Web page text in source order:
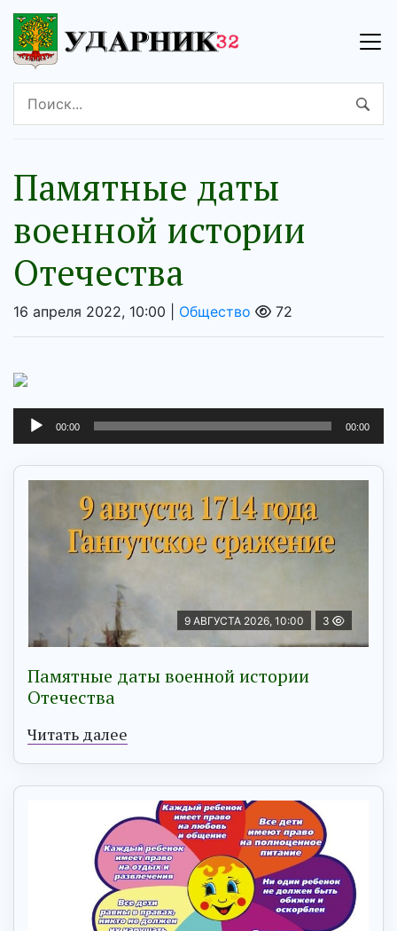
Памятные даты
военной истории
Отечества
16 апреля 2022, 10:00 | Общество 72
00:00 00:00
9 АВГУСТА 2026, 10:00 3
Памятные даты военной истории
Отечества
Читать далее